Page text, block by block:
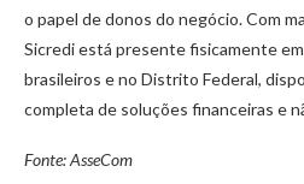
o papel de donos do negócio. Com
Sicredi está presente fisicamente
brasileiros e no Distrito Federal,
completa de soluções financeiras e
Fonte: AsseCom